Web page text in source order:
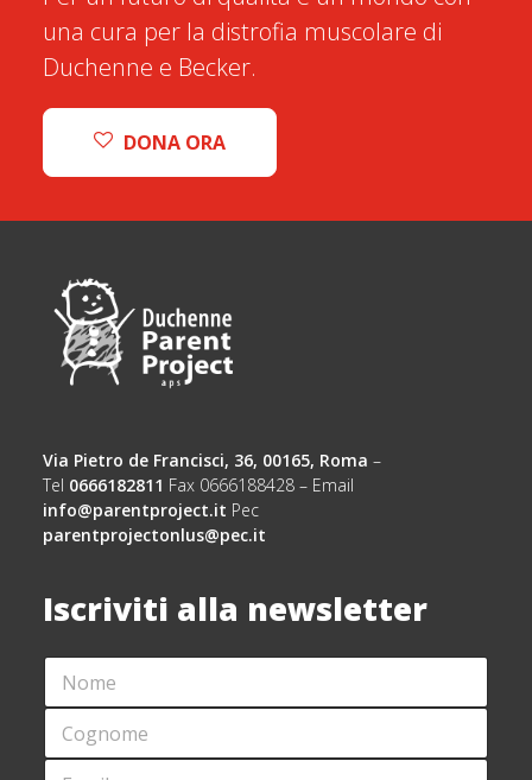
una cura per la distrofia muscolare di
Duchenne e Becker.
DONA ORA
Via Pietro de Francisci, 36, 00165, Roma –
Tel 0666182811 Fax 0666188428 – Email
info@parentproject.it Pec
parentprojectonlus@pec.it
Iscriviti alla newsletter
N
M
*
C
G
*E